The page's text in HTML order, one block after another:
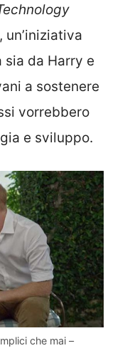
un’iniziativa
sia da Harry e
a sostenere
vorrebbero
e sviluppo.
che mai –